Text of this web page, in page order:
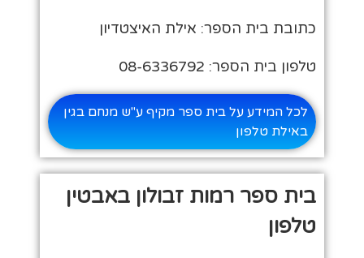
כתובת בית הספר: אילת האיצטדיון
טלפון בית הספר: 08-6336792
לכל המידע על בית ספר מקיף ע"ש מנחם בגין
באילת טלפון
בית ספר רמות זבולון באבטין
טלפון